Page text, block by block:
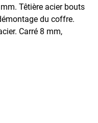
Têtière acier bouts
du coffre.
Carré 8 mm,